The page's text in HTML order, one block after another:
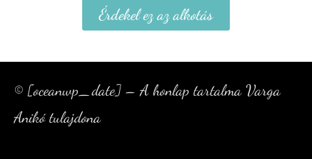
Érdekel ez az alkotás
© [oceanwp_date] – A honlap tartalma Varga
Anikó tulajdona